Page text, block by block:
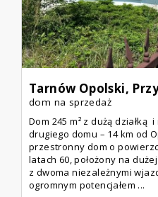
Tarnów Opolski,
dom na sprzedaż
Dom 245 m² z dużą działką
drugiego domu – 14 km od
przestronny dom o
latach 60, położony na
z dwoma niezależnymi
ogromnym potencjałem ...